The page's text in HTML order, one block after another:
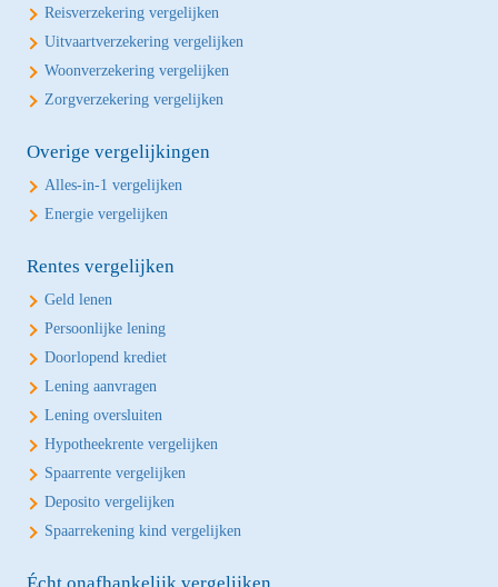
Reisverzekering vergelijken
Uitvaartverzekering vergelijken
Woonverzekering vergelijken
Zorgverzekering vergelijken
Overige vergelijkingen
Alles-in-1 vergelijken
Energie vergelijken
Rentes vergelijken
Geld lenen
Persoonlijke lening
Doorlopend krediet
Lening aanvragen
Lening oversluiten
Hypotheekrente vergelijken
Spaarrente vergelijken
Deposito vergelijken
Spaarrekening kind vergelijken